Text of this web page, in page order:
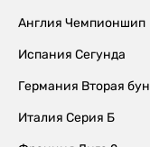
Англия Чемпионшип
Испания Сегунда
Германия Вторая
Италия Серия Б